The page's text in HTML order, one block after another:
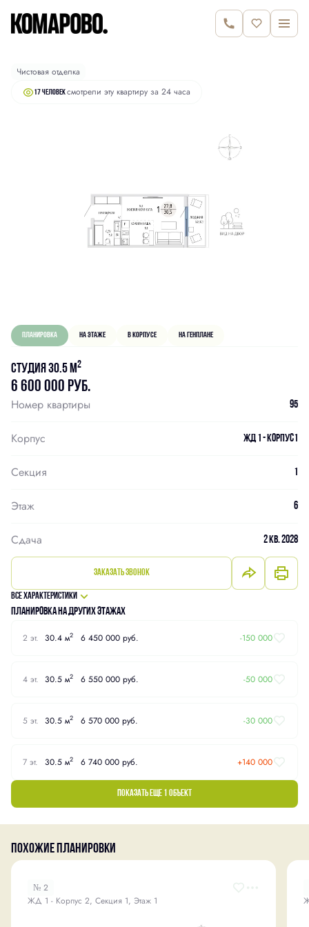
Студия30.5 м2 6 600 000 руб.
Чистовая отделка
17 человексмотрели эту квартиру за 24 часа
Планировка На этаже В корпусе На генплане
Студия 30.5 м2
6 600 000 руб.
Номер квартиры 95
Корпус ЖД 1 - Корпус1
Секция 1
Этаж 6
Сдача 2 кв. 2028
Заказать звонок
Все характеристики
Планировка на других этажах
2 эт. 30.4 м2 6 450 000 руб. -150 000
4 эт. 30.5 м2 6 550 000 руб. -50 000
5 эт. 30.5 м2 6 570 000 руб. -30 000
7 эт. 30.5 м2 6 740 000 руб. +140 000
Показать еще 1 объект
Похожие планировки
№ 2
ЖД 1 - Корпус 2, Секция 1, Этаж 1